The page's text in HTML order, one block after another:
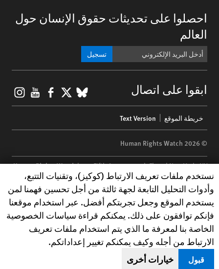
احصلوا على تحديثات حقوق الإنسان حول
العالم
تسجيل
ابقوا على اتصال BlueSky
X
menu
خريطة الموقع Text Version
© 2026 Human Rights Watch
Human Rights Watch| 350 Fifth Avenue, 34th Floor | New York,NY
10118-3299 USA|t 1.212.290.4700
Human Rights Watchis a 501(C)(3) nonprofit registered in the US
under EIN: 13-2875808
Human Rights Watch cookie preferences
نستخدم ملفات تعريف الارتباط (كوكيز)، وتقنيات التتبع،
وأدوات التحليل التابعة لجهة ثالثة من أجل تحسين فهمنا لمن
يستخدم الموقع وجعل تجربتكم أفضل. عبر استخدام موقعنا
فإنكم توافقون على ذلك. يمكنكم قراءة سياسات الخصوصية
الخاصة بنا لمعرفة ما الذي يتم استخدام ملفات تعريف
الارتباط من أجله وكيف يمكنكم تغيير إعداداتكم.
قبول خيارات أخرى